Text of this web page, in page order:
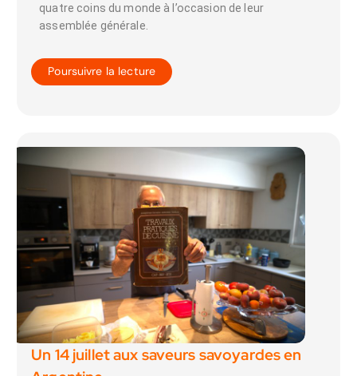
quatre coins du monde à l’occasion de leur
assemblée générale.
Poursuivre la lecture
Un 14 juillet aux saveurs savoyardes en